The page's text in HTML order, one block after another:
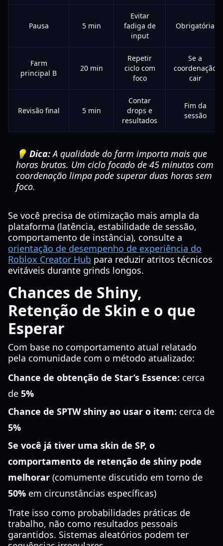
Pausa 5 min
Evitar
fadiga de
input
Obrigatória
Farm
principal B
20 min
Repetir
ciclo com
foco
Se a
coordenação
cair
Revisão final 5 min
Contar
drops e
resultados
Fim da
sessão
💡 Dica:A qualidade do farm importa mais que
horas brutas. Um ciclo focado de 45 minutos com
coordenação limpa pode superar duas horas sem
foco.
Se você precisa de otimização mais ampla da
plataforma (latência, estabilidade de sessão,
comportamento de instância), consulte a
orientação de desempenho de experiência do
Roblox Creator Hub para reduzir atritos técnicos
evitáveis durante grinds longos.
Chances de Shiny,
Retenção de Skin e o que
Esperar
Com base no comportamento atual relatado
pela comunidade com o método atualizado:
Chance de obtenção de Star’s Essence: cerca
de 5%
Chance de SPTW shiny ao usar o item: cerca de
5%
Se você já tiver uma skin de SP, o
comportamento de retenção de shiny pode
melhorar (comumente discutido em torno de
50% em circunstâncias específicas)
Trate isso como probabilidades práticas de
trabalho, não como resultados pessoais
garantidos. Sistemas aleatórios podem ter